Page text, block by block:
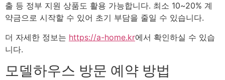
출 등 정부 지원 상품도 활용 가능합니다. 최소 10~20% 계
약금으로 시작할 수 있어 초기 부담을 줄일 수 있습니다.
더 자세한 정보는 https://a-home.kr에서 확인하실 수 있습
니다.
모델하우스 방문 예약 방법